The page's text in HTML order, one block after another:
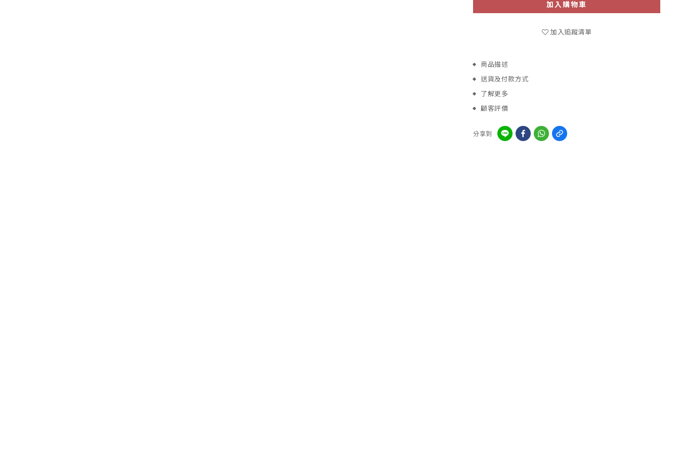
加入購物車
加入追蹤清單
商品描述
送貨及付款方式
了解更多
顧客評價
分享到